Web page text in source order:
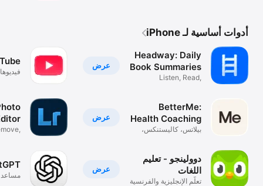
أدوات أساسية لـ iPhone
عرض
Headway: Daily
Book Summaries
Listen, Read,
عرض
BetterMe:
Health Coaching
بيلاتس، كاليستنكس،
عرض
دوولينجو - تعليم
اللغات
تعلّم الإنجليزية والفرنسية